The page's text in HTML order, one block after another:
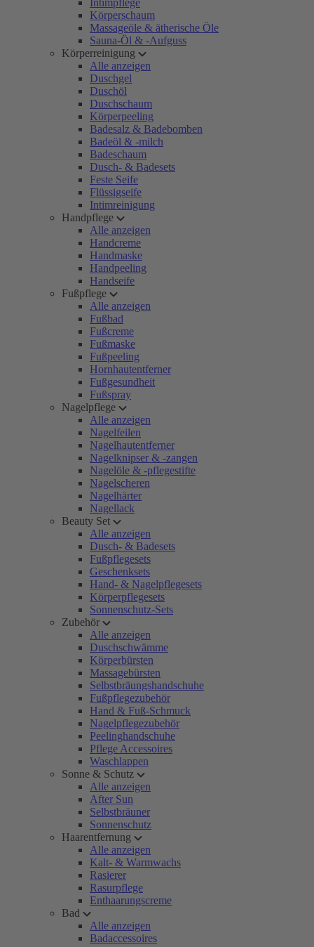
Intimpflege
Körperschaum
Massageöle & ätherische Öle
Sauna-Öl & -Aufguss
Körperreinigung
Alle anzeigen
Duschgel
Duschöl
Duschschaum
Körperpeeling
Badesalz & Badebomben
Badeöl & -milch
Badeschaum
Dusch- & Badesets
Feste Seife
Flüssigseife
Intimreinigung
Handpflege
Alle anzeigen
Handcreme
Handmaske
Handpeeling
Handseife
Fußpflege
Alle anzeigen
Fußbad
Fußcreme
Fußmaske
Fußpeeling
Hornhautentferner
Fußgesundheit
Fußspray
Nagelpflege
Alle anzeigen
Nagelfeilen
Nagelhautentferner
Nagelknipser & -zangen
Nagelöle & -pflegestifte
Nagelscheren
Nagelhärter
Nagellack
Beauty Set
Alle anzeigen
Dusch- & Badesets
Fußpflegesets
Geschenksets
Hand- & Nagelpflegesets
Körperpflegesets
Sonnenschutz-Sets
Zubehör
Alle anzeigen
Duschschwämme
Körperbürsten
Massagebürsten
Selbstbräungshandschuhe
Fußpflegezubehör
Hand & Fuß-Schmuck
Nagelpflegezubehör
Peelinghandschuhe
Pflege Accessoires
Waschlappen
Sonne & Schutz
Alle anzeigen
After Sun
Selbstbräuner
Sonnenschutz
Haarentfernung
Alle anzeigen
Kalt- & Warmwachs
Rasierer
Rasurpflege
Enthaarungscreme
Bad
Alle anzeigen
Badaccessoires